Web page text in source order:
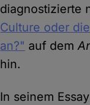
diagnostizierte
Culture oder
an?" auf dem
hin.
In seinem